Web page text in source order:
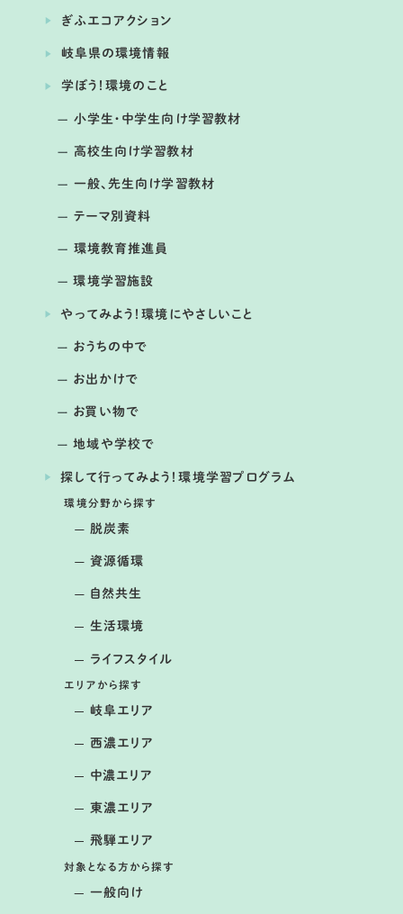
トンボから見た水辺環境の変化とこれ
から私たちにできること
開催日の変更あり）
ままず調査団
ー
第2回 春の湿地観察会＆ミニコンサー
ぎふエコアクション
岐阜県の環境情報
学ぼう！環境のこと
小学生・中学生向け学習教材
高校生向け学習教材
一般、先生向け学習教材
テーマ別資料
環境教育推進員
環境学習施設
やってみよう！環境にやさしいこと
おうちの中で
お出かけで
お買い物で
地域や学校で
探して行ってみよう！環境学習プログラム
環境分野から探す
脱炭素
資源循環
自然共生
生活環境
ライフスタイル
エリアから探す
岐阜エリア
西濃エリア
中濃エリア
東濃エリア
飛騨エリア
対象となる方から探す
一般向け